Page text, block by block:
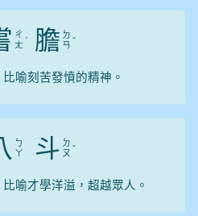
ㄔ
ㄤ ˊ 膽 ㄉ
ㄢ ˇ
喻刻苦發憤的精神。
ㄅ
ㄚ
斗 ㄉ
ㄡ ˇ
喻才學洋溢，超越眾人。